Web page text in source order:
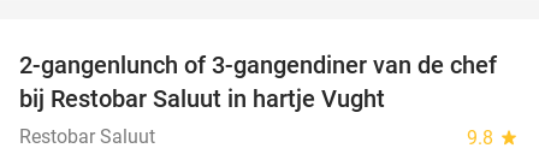
40%
2-gangenlunch of 3-gangendiner van de chef
bij Restobar Saluut in hartje Vught
Restobar Saluut 9.8 star